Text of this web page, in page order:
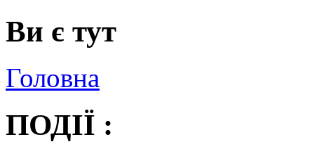
Ви є тут
Головна
ПОДІЇ :